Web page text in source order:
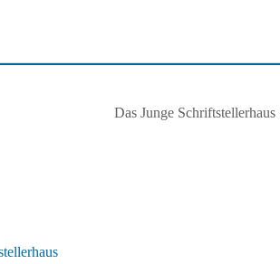
Das Junge Schriftstellerhaus